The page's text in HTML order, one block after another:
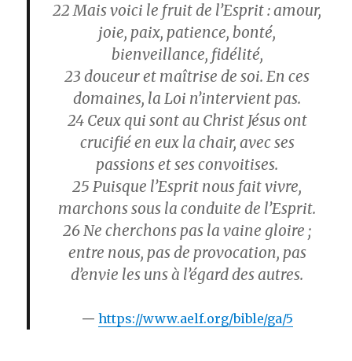
22Mais voici le fruit de l’Esprit : amour,
joie, paix, patience, bonté,
bienveillance, fidélité,
23 douceur et maîtrise de soi. En ces
domaines, la Loi n’intervient pas.
24Ceux qui sont au Christ Jésus ont
crucifié en eux la chair, avec ses
passions et ses convoitises.
25 Puisque l’Esprit nous fait vivre,
marchons sous la conduite de l’Esprit.
26Ne cherchons pas la vaine gloire ;
entre nous, pas de provocation, pas
d’envie les uns à l’égard des autres.
https://www.aelf.org/bible/ga/5